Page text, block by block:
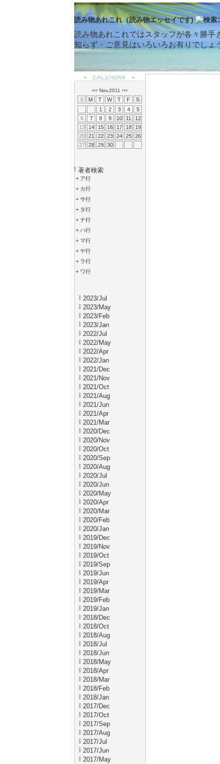
読み物あれこれ（読み物エッセイです)
読み物あれこれではスタッフが各々勝
知らず・ご意見はいろいろお有りでし
Nov.2011
S M T W T F
S
1
2 3 4
5
6
7 8 9 10 11
12
13
14 15 16 17 18
19
20
21 22 23 24 25
26
27
28 29 30
著者検索
+ ア行
+ カ行
+ サ行
+ タ行
+ ナ行
+ ハ行
+ マ行
+ ヤ行
+ ラ行
+ ワ行
2023/Jul
2023/May
2023/Feb
2023/Jan
2022/Jul
2022/May
2022/Apr
2022/Jan
2021/Dec
2021/Nov
2021/Oct
2021/Aug
2021/Jun
2021/Apr
2021/Mar
2020/Dec
2020/Nov
2020/Oct
2020/Sep
2020/Aug
2020/Jul
2020/Jun
2020/May
2020/Apr
2020/Mar
2020/Feb
2020/Jan
2019/Dec
2019/Nov
2019/Oct
2019/Sep
2019/Jun
2019/Apr
2019/Mar
2019/Feb
2019/Jan
2018/Dec
2018/Oct
2018/Aug
2018/Jul
2018/Jun
2018/May
2018/Apr
2018/Mar
2018/Feb
2018/Jan
2017/Dec
2017/Oct
2017/Sep
2017/Aug
2017/Jul
2017/Jun
2017/May